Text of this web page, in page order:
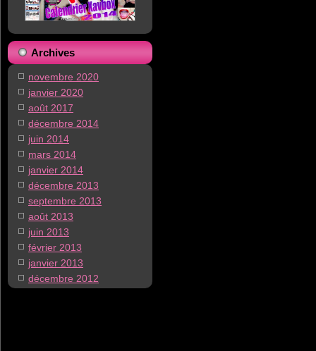
Archives
novembre 2020
janvier 2020
août 2017
décembre 2014
juin 2014
mars 2014
janvier 2014
décembre 2013
septembre 2013
août 2013
juin 2013
février 2013
janvier 2013
décembre 2012